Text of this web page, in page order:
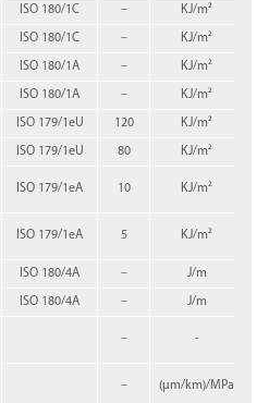
ISO 180/1C – KJ/m²
ISO 180/1C – KJ/m²
ISO 180/1A – KJ/m²
ISO 180/1A – KJ/m²
ISO 179/1eU 120 KJ/m²
ISO 179/1eU 80 KJ/m²
ISO 179/1eA 10 KJ/m²
ISO 179/1eA 5 KJ/m²
ISO 180/4A – J/m
ISO 180/4A – J/m
– -
– (µm/km)/MPa